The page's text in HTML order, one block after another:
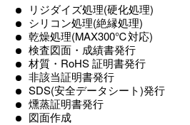
リジダイズ処理(硬化処理)
シリコン処理(絶縁処理)
乾燥処理(MAX300℃対応)
検査図面・成績書発行
材質・RoHS 証明書発行
非該当証明書発行
SDS(安全データシート)発行
燻蒸証明書発行
図面作成